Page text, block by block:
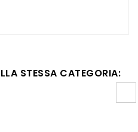
STESSA CATEGORIA: